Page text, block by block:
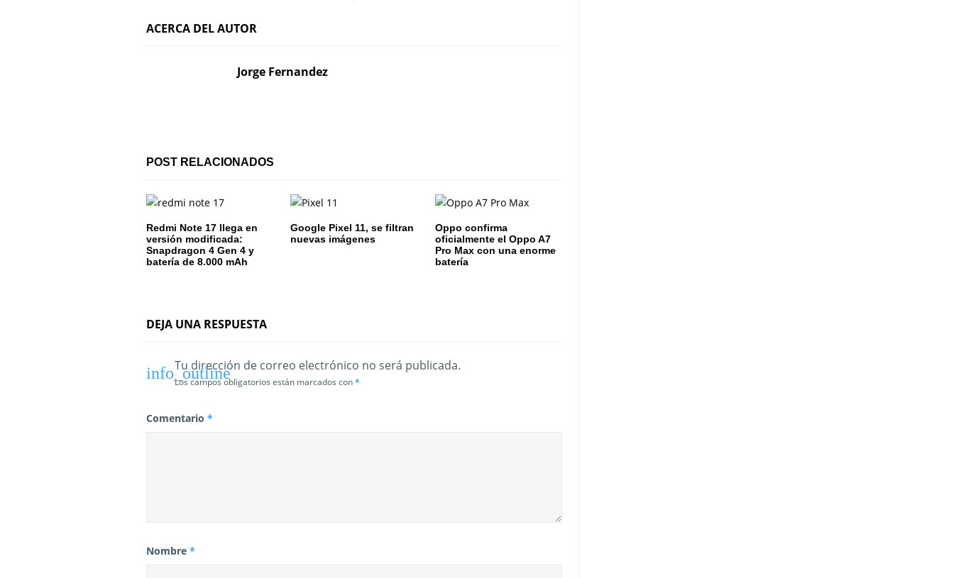
e
n
d
e
t
r
d
ACERCA DEL AUTOR
Jorge Fernandez
POST RELACIONADOS
Redmi Note 17 llega en
versión modificada:
Snapdragon 4 Gen 4 y
batería de 8.000 mAh
Google Pixel 11, se filtran
nuevas imágenes
Oppo confirma
oficialmente el Oppo A7
Pro Max con una enorme
batería
DEJA UNA RESPUESTA
Tu dirección de correo electrónico no será publicada.
Los campos obligatorios están marcados con*
Comentario *
Nombre *